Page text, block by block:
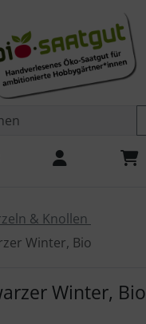
Button
für Einstellungen
& Knollen
Winter, Bio
Winter, Bio